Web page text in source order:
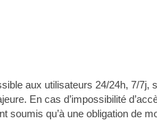
aux utilisateurs 24/24h, 7/7j,
En cas d’impossibilité
soumis qu’à une obligation de